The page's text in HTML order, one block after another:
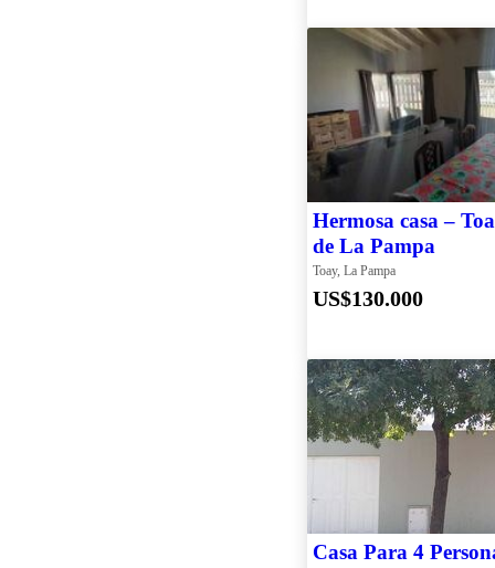
Hermosa casa –
de La Pampa
Toay, La Pampa
US$130.000
Casa Para 4